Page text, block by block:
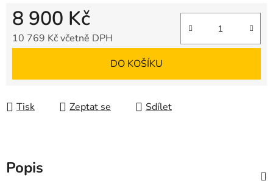
8 900 Kč
10 769 Kč včetně DPH
DO KOŠÍKU
Tisk Zeptat se Sdílet
Popis